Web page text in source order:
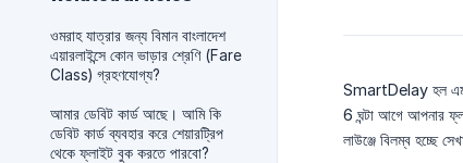
ওমরাহ যাত্রার জন্য বিমান বাংলাদেশ
এয়ারলাইন্সে কোন ভাড়ার শ্রেণি (Fare
Class) গ্রহণযোগ্য?
আমার ডেবিট কার্ড আছে। আমি কি
ডেবিট কার্ড ব্যবহার করে শেয়ারট্রিপ
থেকে ফ্লাইট বুক করতে পারবো?
SmartDelay হল এমন
6 ঘন্টা আগে আপনার
লাউঞ্জে বিলম্ব হচ্ছে